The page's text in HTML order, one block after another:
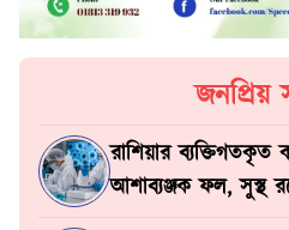
জনপ্রিয়
রাশিয়ার ব্যক্তিগতকৃত
আশাব্যঞ্জক ফল, সুস্থ